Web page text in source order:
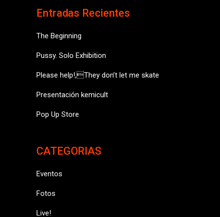
Entradas Recientes
The Beginning
Pussy. Solo Exhibition
Please help!,They don’t let me skate
Presentación kemicult
Pop Up Store
CATEGORIAS
Eventos
Fotos
Live!